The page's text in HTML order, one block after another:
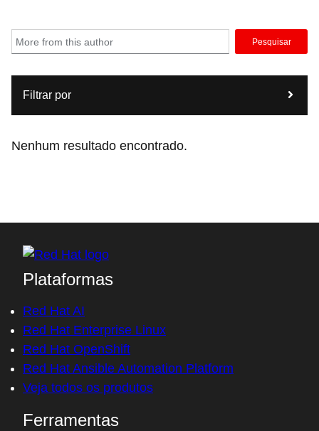
Pesquisar
Filtrar por
Nenhum resultado encontrado.
Plataformas
Red Hat AI
Red Hat Enterprise Linux
Red Hat OpenShift
Red Hat Ansible Automation Platform
Veja todos os produtos
Ferramentas